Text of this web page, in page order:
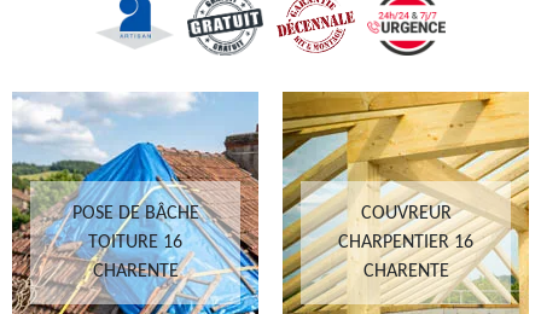
POSE DE BÂCHE
TOITURE 16
CHARENTE
COUVREUR
CHARPENTIER 16
CHARENTE